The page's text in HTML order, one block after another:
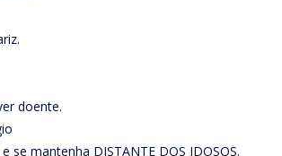
doente.
se mantenha DISTANTE DOS IDOSOS.